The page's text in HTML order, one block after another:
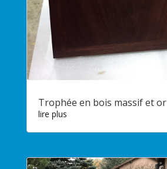
Trophée en bois massif et or
lire plus